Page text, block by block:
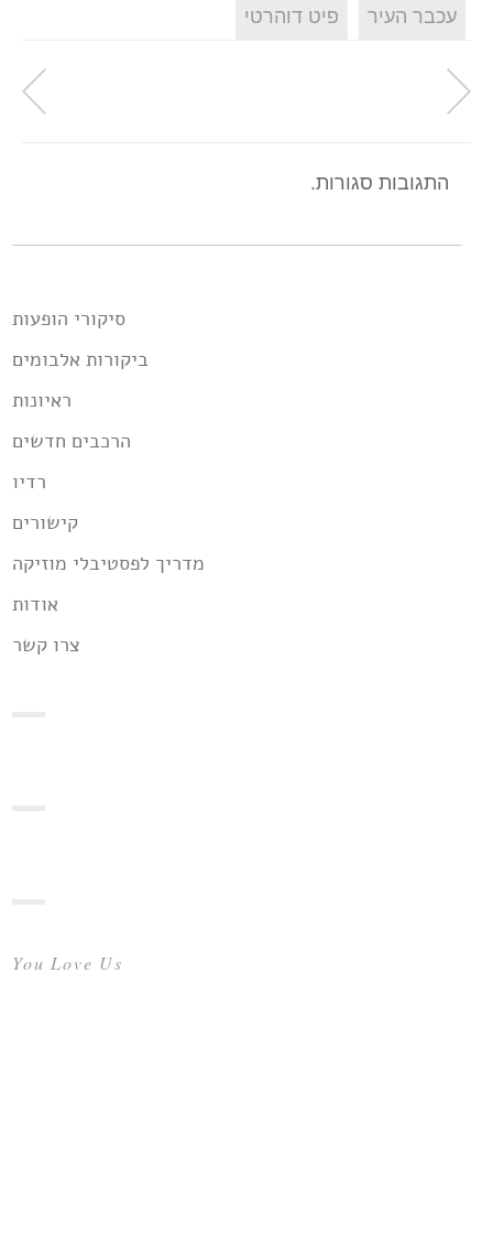
עכבר העיר פיט דוהרטי
התגובות סגורות.
סיקורי הופעות
ביקורות אלבומים
ראיונות
הרכבים חדשים
רדיו
קישורים
מדריך לפסטיבלי מוזיקה
אודות
צרו קשר
You Love Us